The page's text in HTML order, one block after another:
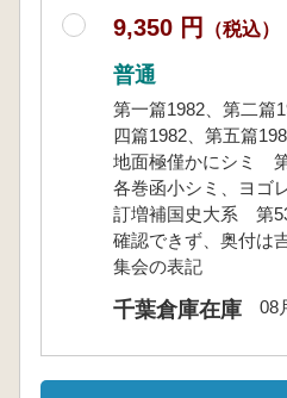
9,350 円 （税込）
普通
第一篇1982、第二篇
四篇1982、第五篇
地面極僅かにシミ
各巻函小シミ、ヨ
訂増補国史大系 第
確認できず、奥付は
集会の表記
千葉倉庫在庫 08